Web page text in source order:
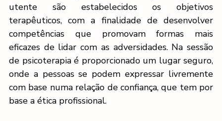
utente são estabelecidos os objetivos
terapêuticos, com a finalidade de desenvolver
competências que promovam formas mais
eficazes de lidar com as adversidades. Na sessão
de psicoterapia é proporcionado um lugar seguro,
onde a pessoas se podem expressar livremente
com base numa relação de confiança, que tem por
base a ética profissional.